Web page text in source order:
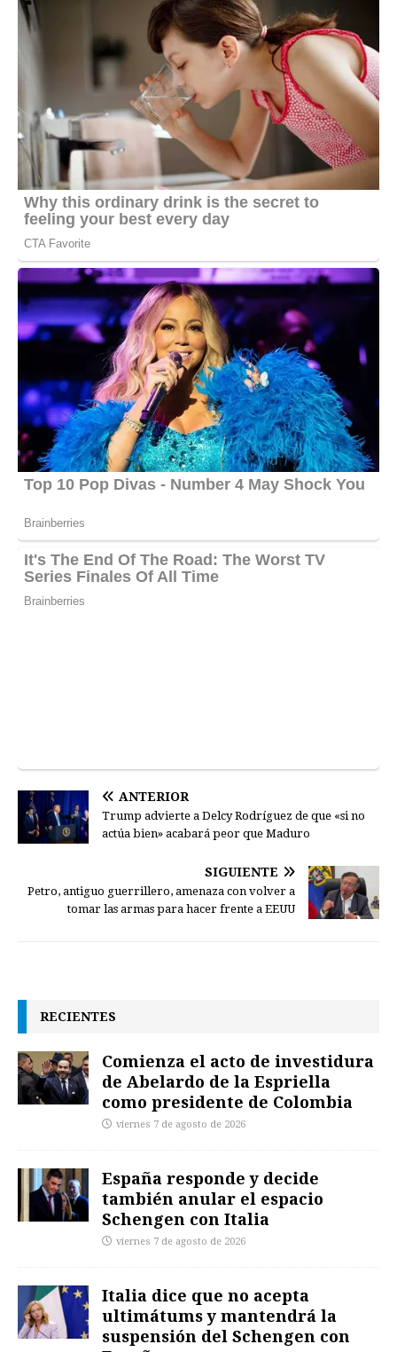
ANTERIOR
Trump advierte a Delcy Rodríguez de que «si no
actúa bien» acabará peor que Maduro
SIGUIENTE
Petro, antiguo guerrillero, amenaza con volver a
tomar las armas para hacer frente a EEUU
RECIENTES
Comienza el acto de investidura
de Abelardo de la Espriella
como presidente de Colombia
viernes 7 de agosto de 2026
España responde y decide
también anular el espacio
Schengen con Italia
viernes 7 de agosto de 2026
Italia dice que no acepta
ultimátums y mantendrá la
suspensión del Schengen con